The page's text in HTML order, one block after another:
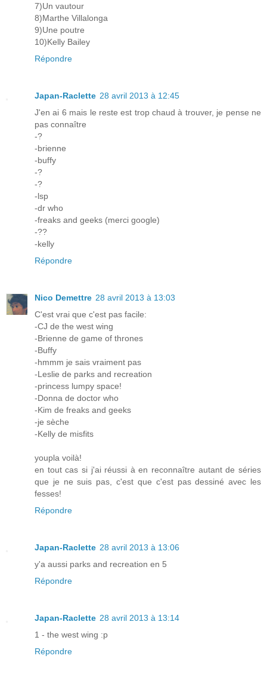
7)Un vautour
8)Marthe Villalonga
9)Une poutre
10)Kelly Bailey
Répondre
Japan-Raclette 28 avril 2013 à 12:45
J'en ai 6 mais le reste est trop chaud à trouver, je pense ne
pas connaître
-?
-brienne
-buffy
-?
-?
-lsp
-dr who
-freaks and geeks (merci google)
-??
-kelly
Répondre
Nico Demettre 28 avril 2013 à 13:03
C'est vrai que c'est pas facile:
-CJ de the west wing
-Brienne de game of thrones
-Buffy
-hmmm je sais vraiment pas
-Leslie de parks and recreation
-princess lumpy space!
-Donna de doctor who
-Kim de freaks and geeks
-je sèche
-Kelly de misfits
youpla voilà!
en tout cas si j'ai réussi à en reconnaître autant de séries
que je ne suis pas, c'est que c'est pas dessiné avec les
fesses!
Répondre
Japan-Raclette 28 avril 2013 à 13:06
y'a aussi parks and recreation en 5
Répondre
Japan-Raclette 28 avril 2013 à 13:14
1 - the west wing :p
Répondre